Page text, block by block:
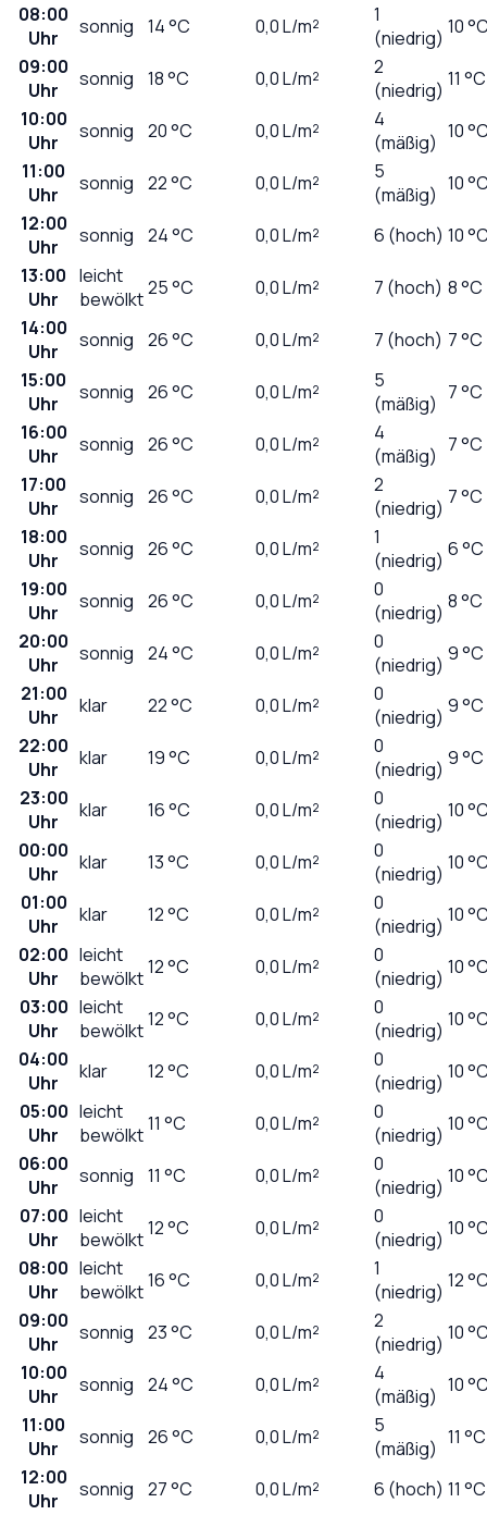
08:00
Uhr
sonnig 14°C 0,0L/m²
1
(niedrig) 10
09:00
Uhr
sonnig 18°C 0,0L/m²
2
(niedrig) 11 °C
10:00
Uhr
sonnig 20°C 0,0L/m²
4
(mäßig) 10
11:00
Uhr
sonnig 22°C 0,0L/m²
5
(mäßig) 10
12:00
Uhr
sonnig 24°C 0,0L/m² 6 (hoch) 10
13:00
Uhr
leicht
bewölkt25°C 0,0L/m² 7 (hoch) 8 °C
14:00
Uhr
sonnig 26°C 0,0L/m² 7 (hoch) 7 °C
15:00
Uhr
sonnig 26°C 0,0L/m²
5
(mäßig) 7 °C
16:00
Uhr
sonnig 26°C 0,0L/m²
4
(mäßig) 7 °C
17:00
Uhr
sonnig 26°C 0,0L/m²
2
(niedrig) 7 °C
18:00
Uhr
sonnig 26°C 0,0L/m²
1
(niedrig) 6 °C
19:00
Uhr
sonnig 26°C 0,0L/m²
0
(niedrig) 8 °C
20:00
Uhr
sonnig 24°C 0,0L/m²
0
(niedrig) 9 °C
21:00
Uhr
klar 22°C 0,0L/m²
0
(niedrig) 9 °C
22:00
Uhr
klar 19°C 0,0L/m²
0
(niedrig) 9 °C
23:00
Uhr
klar 16°C 0,0L/m²
0
(niedrig) 10
00:00
Uhr
klar 13°C 0,0L/m²
0
(niedrig) 10
01:00
Uhr
klar 12°C 0,0L/m²
0
(niedrig) 10
02:00
Uhr
leicht
bewölkt12°C 0,0L/m²
0
(niedrig) 10
03:00
Uhr
leicht
bewölkt12°C 0,0L/m²
0
(niedrig) 10
04:00
Uhr
klar 12°C 0,0L/m²
0
(niedrig) 10
05:00
Uhr
leicht
bewölkt11 °C 0,0L/m²
0
(niedrig) 10
06:00
Uhr
sonnig 11 °C 0,0L/m²
0
(niedrig) 10
07:00
Uhr
leicht
bewölkt12°C 0,0L/m²
0
(niedrig) 10
08:00
Uhr
leicht
bewölkt16°C 0,0L/m²
1
(niedrig) 12
09:00
Uhr
sonnig 23°C 0,0L/m²
2
(niedrig) 10
10:00
Uhr
sonnig 24°C 0,0L/m²
4
(mäßig) 10
11:00
Uhr
sonnig 26°C 0,0L/m²
5
(mäßig) 11 °C
12:00
Uhr
sonnig 27°C 0,0L/m² 6 (hoch) 11 °C